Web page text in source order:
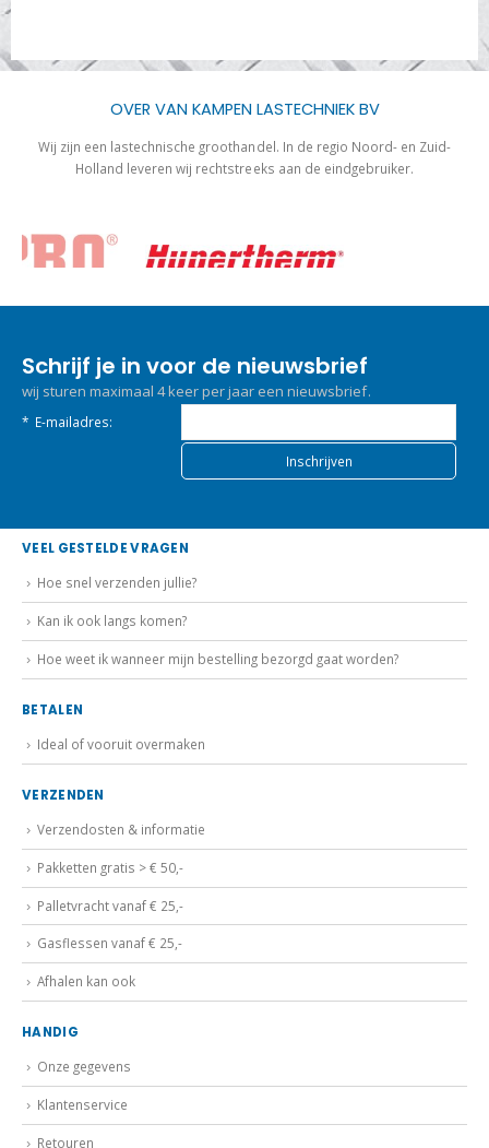
OVER VAN KAMPEN LASTECHNIEK BV
Wij zijn een lastechnische groothandel. In de regio Noord- en Zuid-
Holland leveren wij rechtstreeks aan de eindgebruiker.
Schrijf je in voor de nieuwsbrief
wij sturen maximaal 4 keer per jaar een nieuwsbrief.
* E-mailadres:
VEEL GESTELDE VRAGEN
Hoe snel verzenden jullie?
Kan ik ook langs komen?
Hoe weet ik wanneer mijn bestelling bezorgd gaat worden?
BETALEN
Ideal of vooruit overmaken
VERZENDEN
Verzendosten & informatie
Pakketten gratis > € 50,-
Palletvracht vanaf € 25,-
Gasflessen vanaf € 25,-
Afhalen kan ook
HANDIG
Onze gegevens
Klantenservice
Retouren